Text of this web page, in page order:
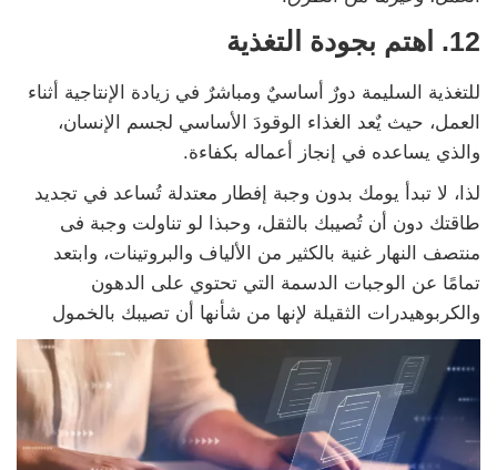
12. اهتم بجودة التغذية
للتغذية السليمة دورٌ أساسيٌ ومباشرٌ في زيادة الإنتاجية أثناء
العمل، حيث يٌعد الغذاء الوقودَ الأساسي لجسم الإنسان،
والذي يساعده في إنجاز أعماله بكفاءة.
لذا، لا تبدأ يومك بدون وجبة إفطار معتدلة تُساعد في تجديد
طاقتك دون أن تُصيبك بالثقل، وحبذا لو تناولت وجبة فى
منتصف النهار غنية بالكثير من الألياف والبروتينات، وابتعد
تمامًا عن الوجبات الدسمة التي تحتوي على الدهون
والكربوهيدرات الثقيلة لإنها من شأنها أن تصيبك بالخمول